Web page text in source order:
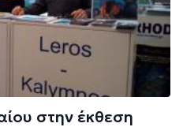
στην έκθεση